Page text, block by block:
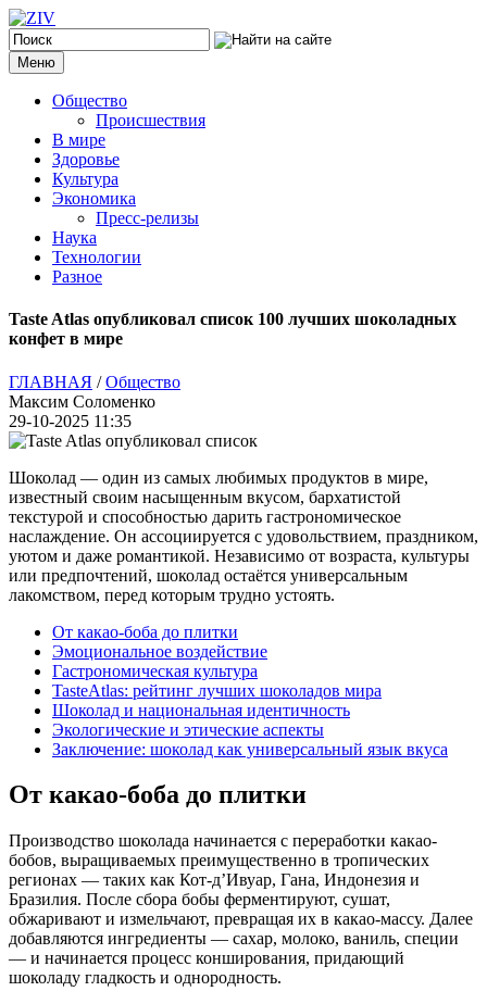
Меню
Общество
Происшествия
В мире
Здоровье
Культура
Экономика
Пресс-релизы
Наука
Технологии
Разное
Taste Atlas опубликовал список 100 лучших шоколадных
конфет в мире
ГЛАВНАЯ /Общество
Максим Соломенко
29-10-2025 11:35
Шоколад — один из самых любимых продуктов в мире,
известный своим насыщенным вкусом, бархатистой
текстурой и способностью дарить гастрономическое
наслаждение. Он ассоциируется с удовольствием, праздником,
уютом и даже романтикой. Независимо от возраста, культуры
или предпочтений, шоколад остаётся универсальным
лакомством, перед которым трудно устоять.
От какао-боба до плитки
Эмоциональное воздействие
Гастрономическая культура
TasteAtlas: рейтинг лучших шоколадов мира
Шоколад и национальная идентичность
Экологические и этические аспекты
Заключение: шоколад как универсальный язык вкуса
От какао-боба до плитки
Производство шоколада начинается с переработки какао-
бобов, выращиваемых преимущественно в тропических
регионах — таких как Кот-д’Ивуар, Гана, Индонезия и
Бразилия. После сбора бобы ферментируют, сушат,
обжаривают и измельчают, превращая их в какао-массу. Далее
добавляются ингредиенты — сахар, молоко, ваниль, специи
— и начинается процесс конширования, придающий
шоколаду гладкость и однородность.